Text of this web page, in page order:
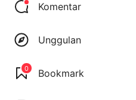
Komentar
Unggulan
0 Bookmark